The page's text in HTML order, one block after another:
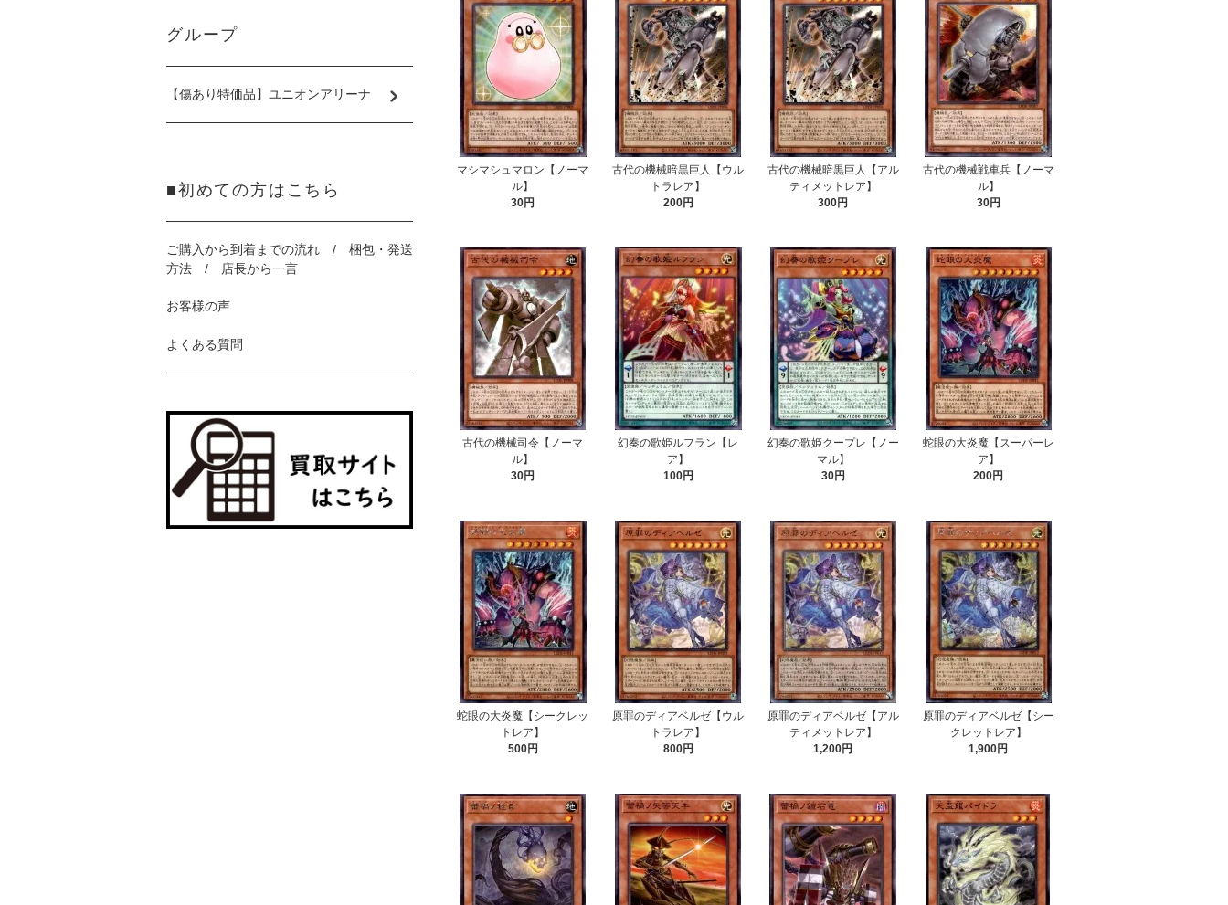
マシマシュマロン【ノーマ
ル】
30円
古代の機械暗黒巨人【ウル
トラレア】
200円
古代の機械暗黒巨人【アル
ティメットレア】
300円
古代の機械戦車兵【ノーマ
ル】
30円
古代の機械司令【ノーマ
ル】
30円
幻奏の歌姫ルフラン【レ
ア】
100円
幻奏の歌姫クープレ【ノー
マル】
30円
蛇眼の大炎魔【スーパーレ
ア】
200円
蛇眼の大炎魔【シークレッ
トレア】
500円
原罪のディアベルゼ【ウル
トラレア】
800円
原罪のディアベルゼ【アル
ティメットレア】
1,200円
原罪のディアベルゼ【シー
クレットレア】
1,900円
グループ
【傷あり特価品】ユニオンアリーナ
■初めての方はこちら
ご購入から到着までの流れ / 梱包・発送
方法 / 店長から一言
お客様の声
よくある質問